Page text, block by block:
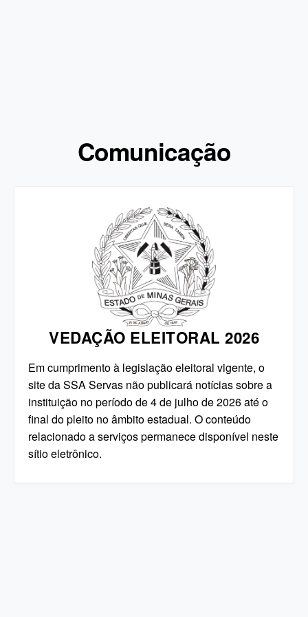
Comunicação
VEDAÇÃO ELEITORAL 2026
Em cumprimento à legislação eleitoral vigente, o
site da SSA Servas não publicará notícias sobre a
instituição no período de 4 de julho de 2026 até o
final do pleito no âmbito estadual. O conteúdo
relacionado a serviços permanece disponível neste
sítio eletrônico.